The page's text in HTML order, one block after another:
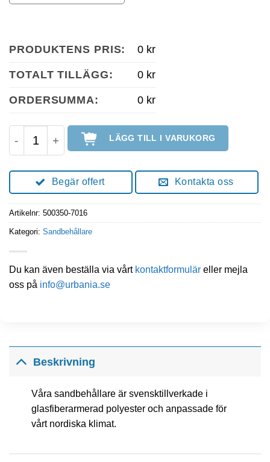
PRODUKTENS PRIS: 0 kr
TOTALT TILLÄGG: 0 kr
ORDERSUMMA: 0 kr
Sandbehållare 350L Antracitgrå mängd
LÄGG TILL I VARUKORG
Begär offert Kontakta oss
Artikelnr: 500350-7016
Kategori: Sandbehållare
Du kan även beställa via vårt kontaktformulär eller mejla
oss på info@urbania.se
Beskrivning
Våra sandbehållare är svensktillverkade i
glasfiberarmerad polyester och anpassade för
vårt nordiska klimat.